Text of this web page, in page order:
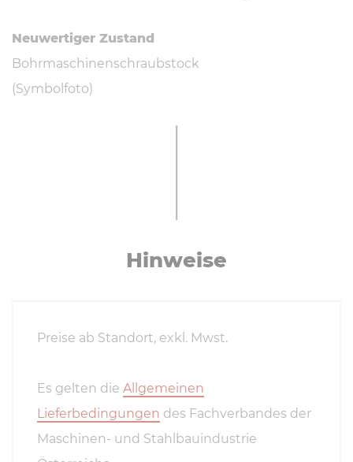
Neuwertiger Zustand
Bohrmaschinenschraubstock
(Symbolfoto)
Hinweise
Preise ab Standort, exkl. Mwst.
Es gelten die Allgemeinen
Lieferbedingungen des Fachverbandes der
Maschinen- und Stahlbauindustrie